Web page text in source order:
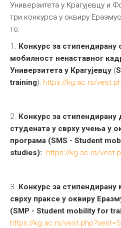
Универзитета у Крагујевцу и
три конкурса у оквиру
то:
1. Конкурс за стипендирану
мобилност ненаставног
Универзитета у Крагујевцу (
training): https://kg.ac.rs/
2. Конкурс за
студената у сврху учења у
програма (SMS - Student
studies): https://kg.ac.rs/
3. Конкурс за
сврху праксе у оквиру
(SMP - Student mobility for
https://kg.ac.rs/